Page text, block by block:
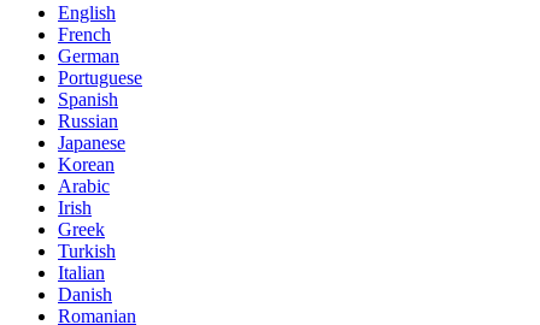
English
French
German
Portuguese
Spanish
Russian
Japanese
Korean
Arabic
Irish
Greek
Turkish
Italian
Danish
Romanian